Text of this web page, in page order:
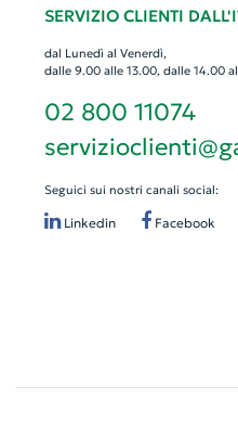
SERVIZIO CLIENTI
dal Lunedì al Venerdì,
dalle 9.00 alle 13.00, dalle 14.00
02 800 11074
Seguici sui nostri canali social:
Linkedin Facebook